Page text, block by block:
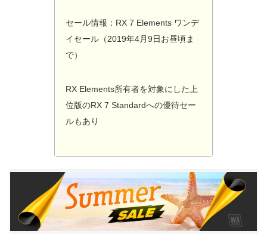
セール情報：RX 7 Elements ワンデ
イセール（2019年4月9日お昼頃ま
で）
RX Elements所有者を対象にした上
位版のRX 7 Standardへの優待セー
ルもあり